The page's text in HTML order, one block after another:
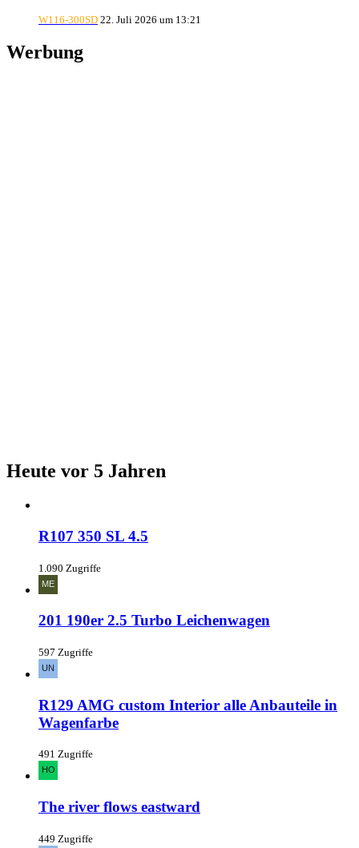
W116-300SD 22. Juli 2026 um 13:21
Werbung
Heute vor 5 Jahren
R107 350 SL 4.5
1.090 Zugriffe
201 190er 2.5 Turbo Leichenwagen
597 Zugriffe
R129 AMG custom Interior alle Anbauteile in
Wagenfarbe
491 Zugriffe
The river flows eastward
449 Zugriffe